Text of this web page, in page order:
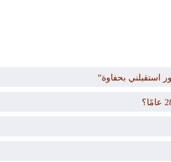
استقبلني بحفاوة”